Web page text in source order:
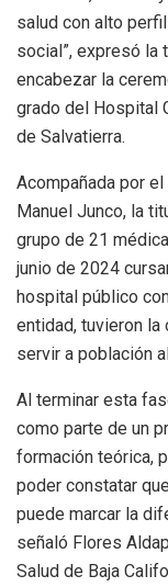
salud con alto
social”, expresó la
encabezar la
grado del Hospital
de Salvatierra.
Acompañada por
Manuel Junco, la
grupo de 21
junio de 2024
hospital público
entidad, tuvieron la
servir a población
Al terminar esta
como parte de un
formación teórica,
poder constatar
puede marcar la
señaló Flores
Salud de Baja